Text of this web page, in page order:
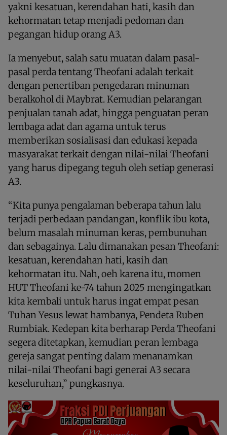
yakni kesatuan, kerendahan hati, kasih dan
kehormatan tetap menjadi pedoman dan
pegangan hidup orang A3.
Ia menyebut, salah satu muatan dalam pasal-
pasal perda tentang Theofani adalah terkait
dengan penertiban pengedaran minuman
beralkohol di Maybrat. Kemudian pelarangan
penjualan tanah adat, hingga penguatan peran
lembaga adat dan agama untuk terus
memberikan sosialisasi dan edukasi kepada
masyarakat terkait dengan nilai-nilai Theofani
yang harus dipegang teguh oleh setiap generasi
A3.
“Kita punya pengalaman beberapa tahun lalu
terjadi perbedaan pandangan, konflik ibu kota,
belum masalah minuman keras, pembunuhan
dan sebagainya. Lalu dimanakan pesan Theofani:
kesatuan, kerendahan hati, kasih dan
kehormatan itu. Nah, oeh karena itu, momen
HUT Theofani ke-74 tahun 2025 mengingatkan
kita kembali untuk harus ingat empat pesan
Tuhan Yesus lewat hambanya, Pendeta Ruben
Rumbiak. Kedepan kita berharap Perda Theofani
segera ditetapkan, kemudian peran lembaga
gereja sangat penting dalam menanamkan
nilai-nilai Theofani bagi generai A3 secara
keseluruhan,” pungkasnya.